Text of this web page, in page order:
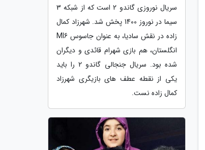
سریال نوروزی گاندو 2 است که از شبکه 3
سیما در نوروز 1400 پخش شد. شهرزاد کمال
زاده در نقش سادیا، به عنوان جاسوس MI6
انگلستان، هم بازی شهرام قائدی و دیگران
شده بود. سریال جنجالی گاندو 2 را باید
یکی از نقطه عطف های بازیگری شهرزاد
کمال زاده نست.